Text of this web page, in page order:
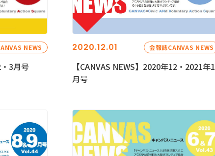
NEWS
・3月号
2020.12.01 会報誌CANVAS NEWS
【CANVAS NEWS】2020年12・2021年1
月号